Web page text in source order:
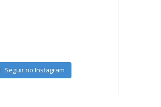
Seguir no Instagram